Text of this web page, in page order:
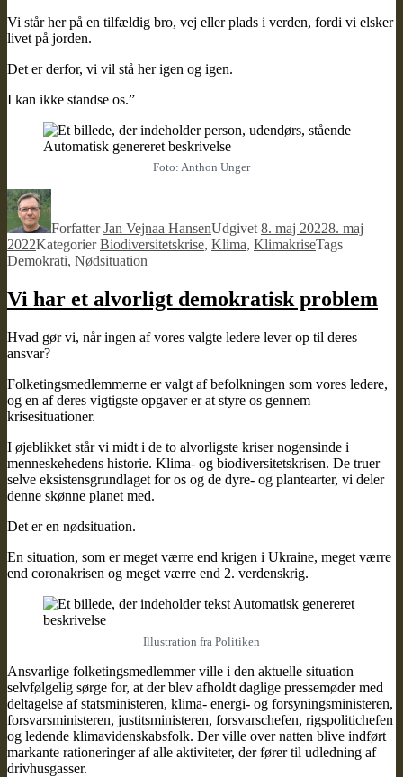
Vi står her på en tilfældig bro, vej eller plads i verden, fordi vi elsker
livet på jorden.
Det er derfor, vi vil stå her igen og igen.
I kan ikke standse os.”
Foto: Anthon Unger
ForfatterJan Vejnaa HansenUdgivet8. maj 20228. maj
2022KategorierBiodiversitetskrise, Klima, KlimakriseTags
Demokrati, Nødsituation
Vi har et alvorligt demokratisk problem
Hvad gør vi, når ingen af vores valgte ledere lever op til deres
ansvar?
Folketingsmedlemmerne er valgt af befolkningen som vores ledere,
og en af deres vigtigste opgaver er at styre os gennem
krisesituationer.
I øjeblikket står vi midt i de to alvorligste kriser nogensinde i
menneskehedens historie. Klima- og biodiversitetskrisen. De truer
selve eksistensgrundlaget for os og de dyre- og plantearter, vi deler
denne skønne planet med.
Det er en nødsituation.
En situation, som er meget værre end krigen i Ukraine, meget værre
end coronakrisen og meget værre end 2. verdenskrig.
Illustration fra Politiken
Ansvarlige folketingsmedlemmer ville i den aktuelle situation
selvfølgelig sørge for, at der blev afholdt daglige pressemøder med
deltagelse af statsministeren, klima- energi- og forsyningsministeren,
forsvarsministeren, justitsministeren, forsvarschefen, rigspolitichefen
og ledende klimavidenskabsfolk. Der ville over natten blive indført
markante rationeringer af alle aktiviteter, der fører til udledning af
drivhusgasser.